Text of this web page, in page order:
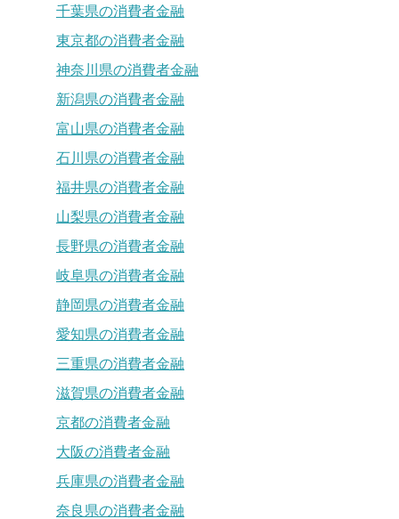
千葉県の消費者金融
東京都の消費者金融
神奈川県の消費者金融
新潟県の消費者金融
富山県の消費者金融
石川県の消費者金融
福井県の消費者金融
山梨県の消費者金融
長野県の消費者金融
岐阜県の消費者金融
静岡県の消費者金融
愛知県の消費者金融
三重県の消費者金融
滋賀県の消費者金融
京都の消費者金融
大阪の消費者金融
兵庫県の消費者金融
奈良県の消費者金融